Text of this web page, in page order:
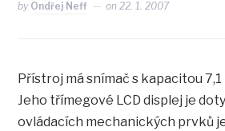
by Ondřej Neff on22. 1. 2007
Přístroj má snímač s kapacitou
Jeho třímegové LCD displej je
ovládacích mechanických prvků